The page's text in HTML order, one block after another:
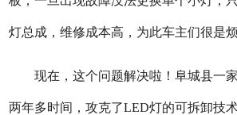
灯总成，维修成本高，为此车主们很是烦
现在，这个问题解决啦！阜城县一家
两年多时间，攻克了LED灯的可拆卸技